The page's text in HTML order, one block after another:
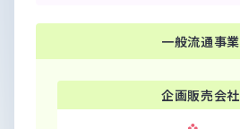
一般流通事業
企画販売会社